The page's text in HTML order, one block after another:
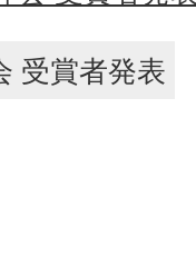
受賞者発表